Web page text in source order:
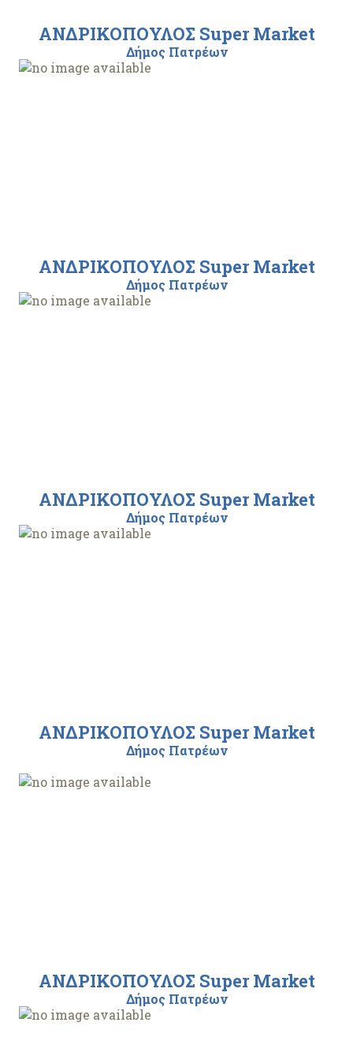
ΑΝΔΡΙΚΟΠΟΥΛΟΣ Super Market
Δήμος Πατρέων
ΑΝΔΡΙΚΟΠΟΥΛΟΣ Super Market
Δήμος Πατρέων
ΑΝΔΡΙΚΟΠΟΥΛΟΣ Super Market
Δήμος Πατρέων
ΑΝΔΡΙΚΟΠΟΥΛΟΣ Super Market
Δήμος Πατρέων
ΑΝΔΡΙΚΟΠΟΥΛΟΣ Super Market
Δήμος Πατρέων